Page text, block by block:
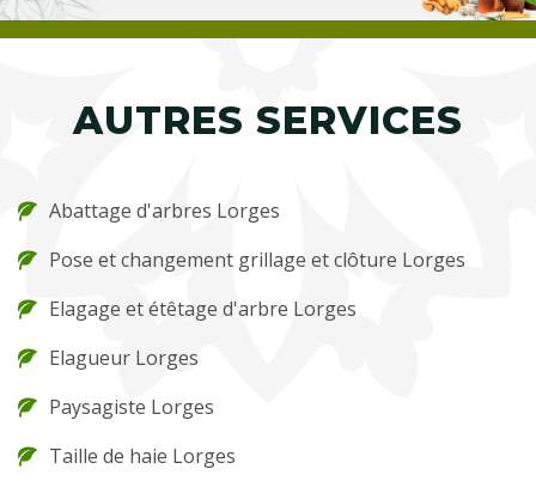
AUTRES SERVICES
Abattage d'arbres Lorges
Pose et changement grillage et clôture Lorges
Elagage et étêtage d'arbre Lorges
Elagueur Lorges
Paysagiste Lorges
Taille de haie Lorges